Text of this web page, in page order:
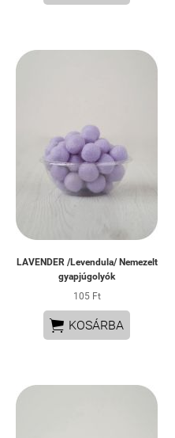
LAVENDER /Levendula/ Nemezelt
gyapjúgolyók
105 Ft
 KOSÁRBA